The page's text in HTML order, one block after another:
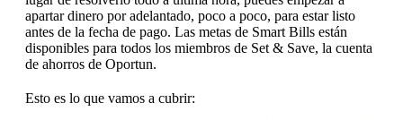
apartar dinero por adelantado, poco a poco, para estar listo
antes de la fecha de pago. Las metas de Smart Bills están
disponibles para todos los miembros de Set & Save, la cuenta
de ahorros de Oportun.
Esto es lo que vamos a cubrir: